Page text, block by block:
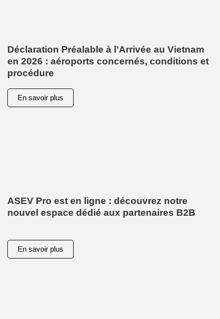
Déclaration Préalable à l’Arrivée au Vietnam
en 2026 : aéroports concernés, conditions et
procédure
En savoir plus
ASEV Pro est en ligne : découvrez notre
nouvel espace dédié aux partenaires B2B
En savoir plus